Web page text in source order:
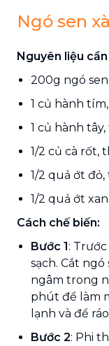
Ngó sen
Nguyên liệu
200g ngó
1 củ hành
1 củ hành tây,
1/2 củ cà rốt,
1/2 quả ớt
1/2 quả ớt
Cách chế biến:
Bước 1:
sạch. Cắt
ngâm trong
phút để làm
lạnh và để
Bước 2: Phi